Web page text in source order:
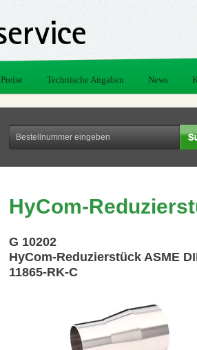
Preise Technische Angaben News
HyCom-
G 10202
HyCom-Reduzierstück ASME
11865-RK-C